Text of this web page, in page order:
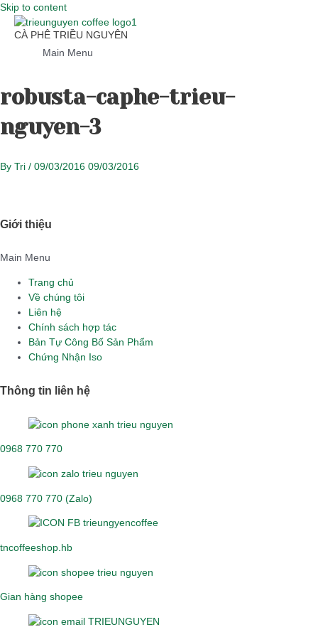
Skip to content
CÀ PHÊ TRIỀU NGUYÊN
Main Menu
robusta-caphe-trieu-
nguyen-3
By Tri / 09/03/2016 09/03/2016
Giới thiệu
Main Menu
Trang chủ
Về chúng tôi
Liên hệ
Chính sách hợp tác
Bản Tự Công Bố Sản Phẩm
Chứng Nhận Iso
Thông tin liên hệ
0968 770 770
0968 770 770 (Zalo)
tncoffeeshop.hb
Gian hàng shopee